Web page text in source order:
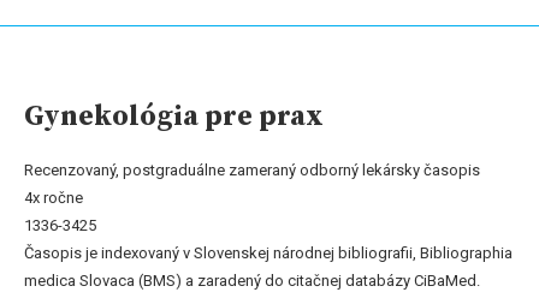
Gynekológia pre prax
Recenzovaný, postgraduálne zameraný odborný lekársky časopis
4x ročne
1336-3425
Časopis je indexovaný v Slovenskej národnej bibliografii, Bibliographia
medica Slovaca (BMS) a zaradený do citačnej databázy CiBaMed.